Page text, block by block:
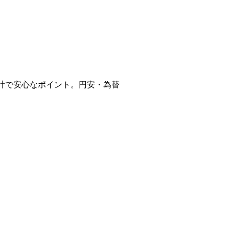
で安心なポイント。円安・為替